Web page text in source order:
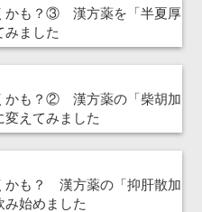
かも？③ 漢方薬を「半夏厚
みました
かも？② 漢方薬の「柴胡加
変えてみました
かも？ 漢方薬の「抑肝散加
み始めました